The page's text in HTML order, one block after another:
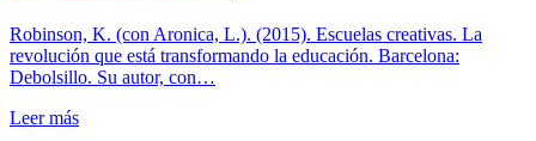
Robinson, K. (con Aronica, L.). (2015). Escuelas creativas. La
revolución que está transformando la educación. Barcelona:
Debolsillo. Su autor, con…
Leer más